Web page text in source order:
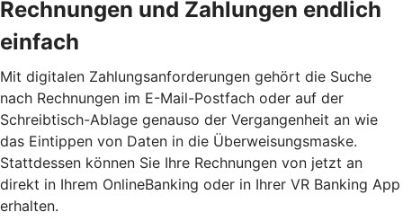
Rechnungen und Zahlungen endlich
einfach
Mit digitalen Zahlungsanforderungen gehört die Suche
nach Rechnungen im E-Mail-Postfach oder auf der
Schreibtisch-Ablage genauso der Vergangenheit an wie
das Eintippen von Daten in die Überweisungsmaske.
Stattdessen können Sie Ihre Rechnungen von jetzt an
direkt in Ihrem OnlineBanking oder in Ihrer VR Banking App
erhalten.